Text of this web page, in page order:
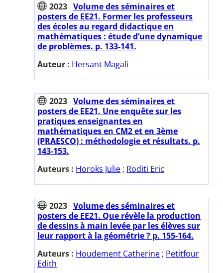
2023 Volume des séminaires et
posters de EE21. Former les professeurs
des écoles au regard didactique en
mathématiques : étude d’une dynamique
de problèmes. p. 133-141.
Auteur : Hersant Magali
2023 Volume des séminaires et
posters de EE21. Une enquête sur les
pratiques enseignantes en
mathématiques en CM2 et en 3ème
(PRAESCO) : méthodologie et résultats. p.
143-153.
Auteurs : Horoks Julie ; Roditi Eric
2023 Volume des séminaires et
posters de EE21. Que révèle la production
de dessins à main levée par les élèves sur
leur rapport à la géométrie ? p. 155-164.
Auteurs : Houdement Catherine ; Petitfour
Edith